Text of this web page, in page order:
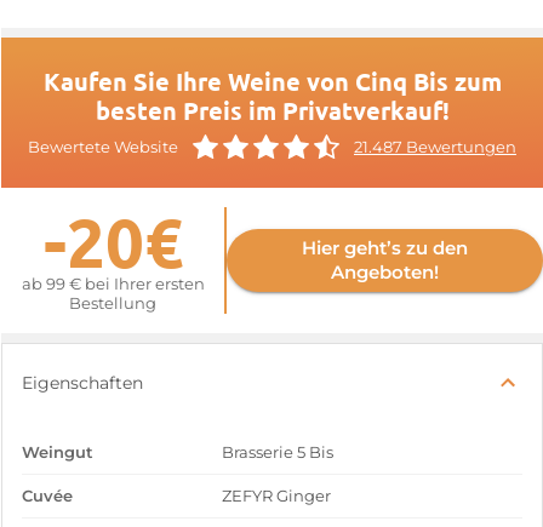
Kaufen Sie Ihre Weine von Cinq Bis zum
besten Preis im Privatverkauf!
Bewertete Website 21.487 Bewertungen
-20€
ab 99 € bei Ihrer ersten
Bestellung
Hier geht’s zu den
Angeboten!
Eigenschaften
Weingut Brasserie 5 Bis
Cuvée ZEFYR Ginger